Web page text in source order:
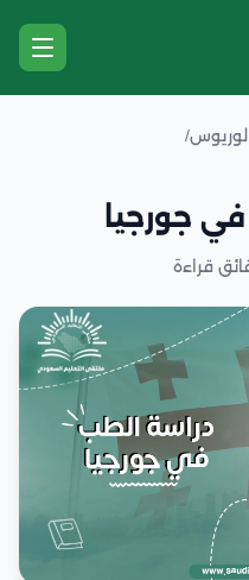
/
جورجيا